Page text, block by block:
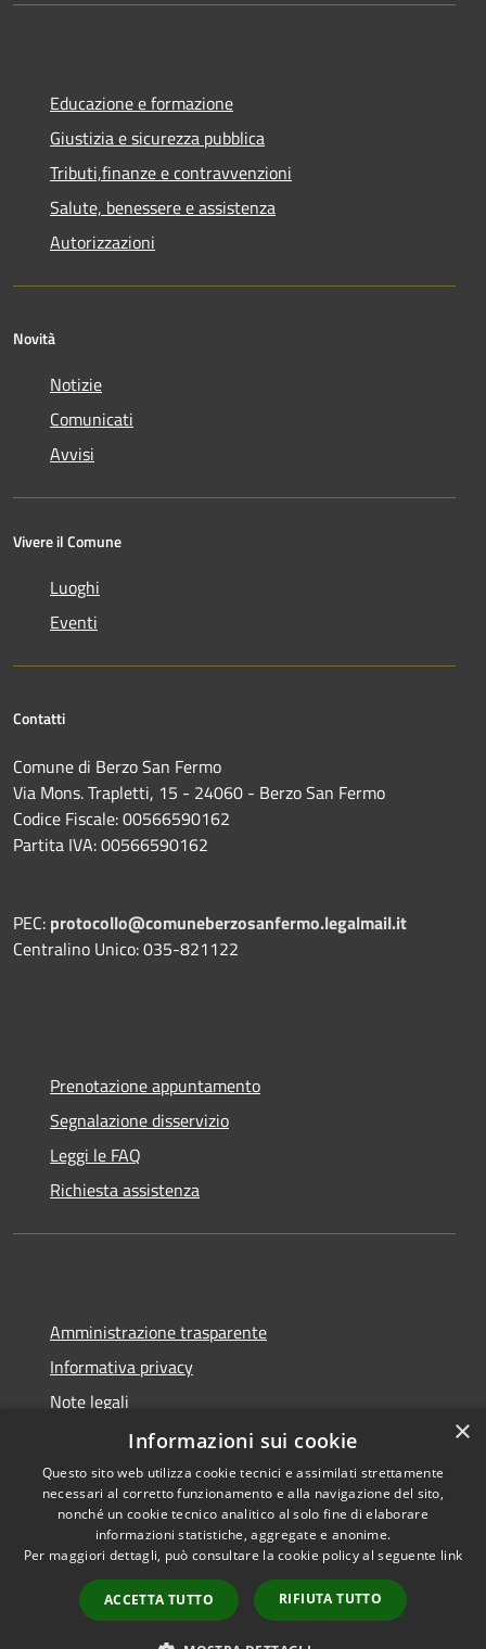
Educazione e formazione
Giustizia e sicurezza pubblica
Tributi,finanze e contravvenzioni
Salute, benessere e assistenza
Autorizzazioni
Novità
Notizie
Comunicati
Avvisi
Vivere il Comune
Luoghi
Eventi
Contatti
Comune di Berzo San Fermo
Via Mons. Trapletti, 15 - 24060 - Berzo San Fermo
Codice Fiscale: 00566590162
Partita IVA: 00566590162
PEC: protocollo@comuneberzosanfermo.legalmail.it
Centralino Unico: 035-821122
Prenotazione appuntamento
Segnalazione disservizio
Leggi le FAQ
Richiesta assistenza
Amministrazione trasparente
Informativa privacy
Note legali
Dichiarazione di accessibilità
RSS
Accessibilità
Copyright © 2026 • Comune di
Municipium•
Accesso
redazione
×
Informazioni sui cookie
Questo sito web utilizza cookie tecnici e assimilati strettamente
necessari al corretto funzionamento e alla navigazione del sito,
nonché un cookie tecnico analitico al solo fine di elaborare
informazioni statistiche, aggregate e anonime.
Per maggiori dettagli, può consultare la cookie policy al seguente link
ACCETTA TUTTO RIFIUTA TUTTO